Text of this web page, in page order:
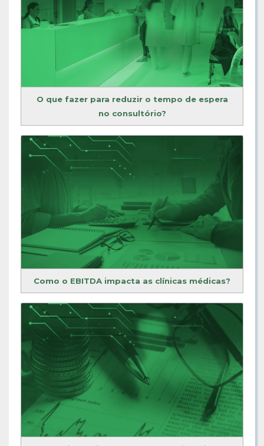
O que fazer para reduzir o tempo de espera
no consultório?
Como o EBITDA impacta as clínicas médicas?